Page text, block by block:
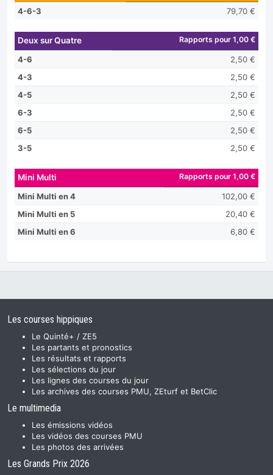
4-6-3 79,70 €
Deux sur Quatre Rapports pour 1,00 €
4-6
2,50 €
4-3
2,50 €
4-5
2,50 €
6-3
2,50 €
6-5
2,50 €
3-5
2,50 €
Mini Multi Rapports pour 1,00 €
Mini Multi en 4
102,00 €
Mini Multi en 5
20,40 €
Mini Multi en 6
6,80 €
Les courses hippiques
Le Quinté+ / ZE5
Les partants et pronostics
Les résultats et rapports
Les sélections du jour
Les lignes des courses du jour
Les archives des courses PMU, ZEturf et BetClic
Le multimedia
Les émissions vidéos
Les vidéos des courses PMU
Les photos des arrivées
Les Grands Prix 2026